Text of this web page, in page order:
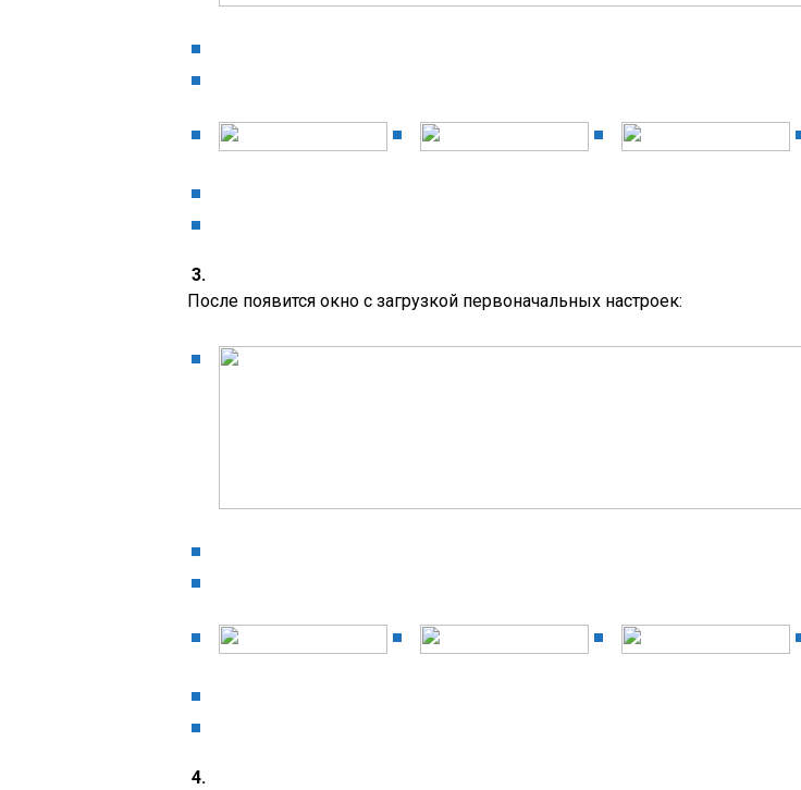
3.
После появится окно с загрузкой первоначальных настроек:
4.